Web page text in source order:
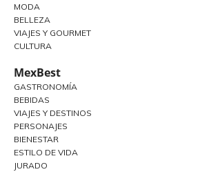
MODA
BELLEZA
VIAJES Y GOURMET
CULTURA
MexBest
GASTRONOMÍA
BEBIDAS
VIAJES Y DESTINOS
PERSONAJES
BIENESTAR
ESTILO DE VIDA
JURADO